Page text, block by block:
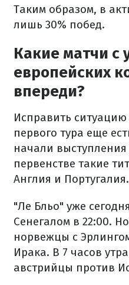
Таким образом, в
лишь 30% побед.
Какие матчи с
европейских
впереди?
Исправить
первого тура еще
начали
первенстве такие
Англия и Португалия.
"Ле Бльо" уже
Сенегалом в 22:00.
норвежцы с
Ирака. В 7 часов
австрийцы против